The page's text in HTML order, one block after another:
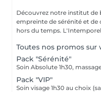
Découvrez notre institut de
empreinte de sérénité et de
hors du temps.
Toutes nos promos
Pack "Sérénité"
Pack "VIP"